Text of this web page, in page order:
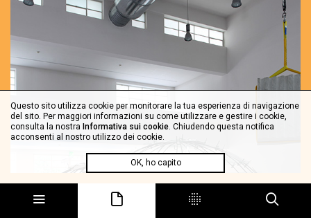
Questo sito utilizza cookie per monitorare la tua esperienza di navigazione
del sito. Per maggiori informazioni su come utilizzare e gestire i cookie,
consulta la nostra Informativa sui cookie. Chiudendo questa notifica
acconsenti al nostro utilizzo dei cookie.
OK, ho capito